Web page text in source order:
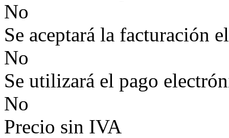
No
Se aceptará la facturación
No
Se utilizará el pago
No
Precio sin IVA